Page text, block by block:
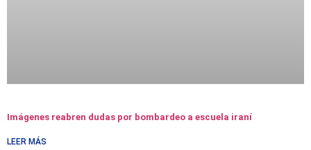
Imágenes reabren dudas por bombardeo a escuela iraní
LEER MÁS